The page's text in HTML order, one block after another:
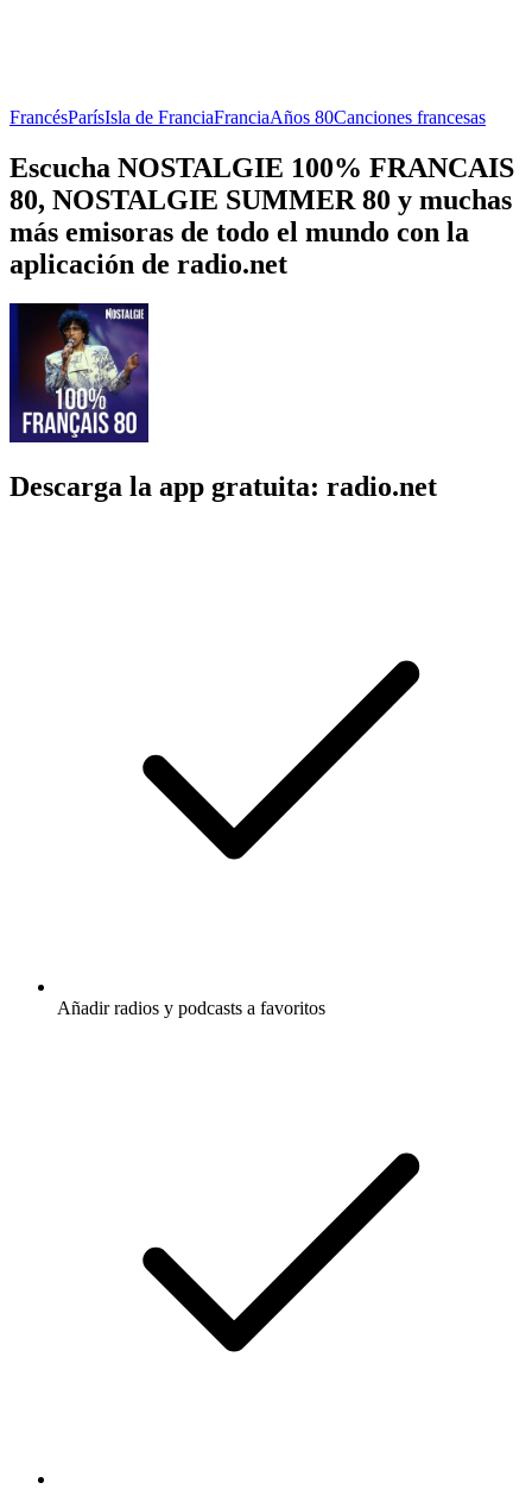
FrancésParísIsla de FranciaFranciaAños 80Canciones francesas
Escucha NOSTALGIE 100% FRANCAIS
80, NOSTALGIE SUMMER 80 y muchas
más emisoras de todo el mundo con la
aplicación de radio.net
Descarga la app gratuita: radio.net
Añadir radios y podcasts a favoritos